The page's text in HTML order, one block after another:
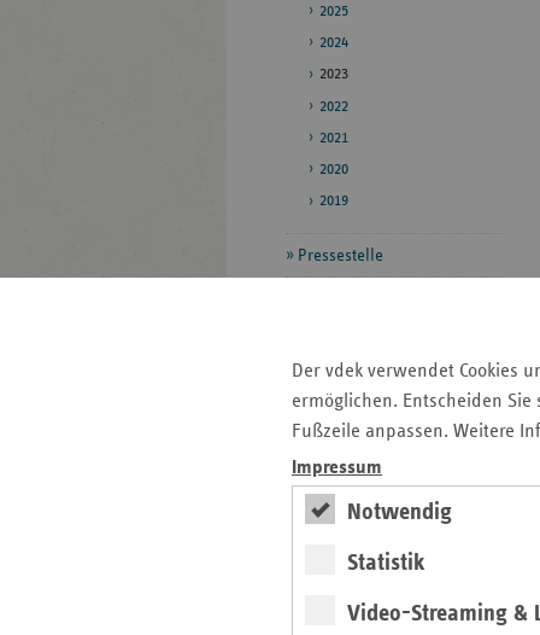
Der vdek verwendet Cookies
ermöglichen. Entscheiden
Fußzeile anpassen. Weitere
Impressum
Notwendig
Statistik
Video-Streaming &
2025
2024
2023
2022
2021
2020
2019
Pressestelle
Seitenleiste
mit
weiteren
Informationen
Auf einen Blick
Veranstaltungen
Pressemitteilungen
Veröffentlichungen
Ansprechpartner